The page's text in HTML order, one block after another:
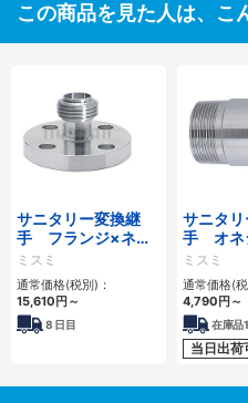
この商品を見た人は、こ
サニタリー変換継
手 フランジ×ネジ
シートタイプ
ミスミ
通常価格(税別)：
15,610円 ～
8 日目
サニタ
手 オネ
SUS304
タイプ
ミスミ
通常価格(税
4,790円 ～
在庫品
当日出荷